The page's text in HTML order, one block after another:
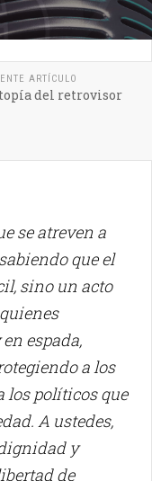
ARTÍCULO
del retrovisor
se atreven a
que el
sino un acto
espada,
a los
los políticos que
A ustedes,
y
de